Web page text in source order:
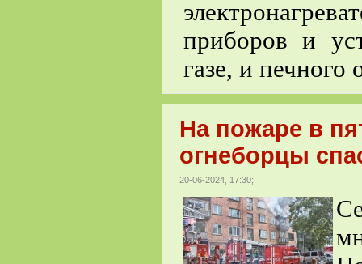
приборов и
газе, и печного
На пожаре в
огнеборцы
20-06-2024, 17:30;